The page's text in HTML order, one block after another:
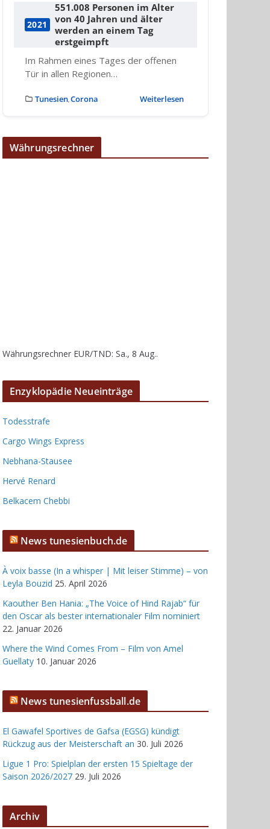
2021
551.008 Personen im Alter
von 40 Jahren und älter
werden an einem Tag
erstgeimpft
Im Rahmen eines Tages der offenen
Tür in allen Regionen…
Tunesien Corona Weiterlesen
Währungsrechner
Währungsrechner EUR/TND: Sa., 8 Aug..
Enzyklopädie Neueinträge
Todesstrafe
Cargo Wings Express
Nebhana-Stausee
Hervé Renard
Belkacem Chebbi
News tunesienbuch.de
À voix basse (In a whisper | Mit leiser Stimme) – von
Leyla Bouzid 25. April 2026
Kaouther Ben Hania: „The Voice of Hind Rajab“ für
den Oscar als bester internationaler Film nominiert
22. Januar 2026
Where the Wind Comes From – Film von Amel
Guellaty 10. Januar 2026
News tunesienfussball.de
El Gawafel Sportives de Gafsa (EGSG) kündigt
Rückzug aus der Meisterschaft an 30. Juli 2026
Ligue 1 Pro: Spielplan der ersten 15 Spieltage der
Saison 2026/2027 29. Juli 2026
Archiv